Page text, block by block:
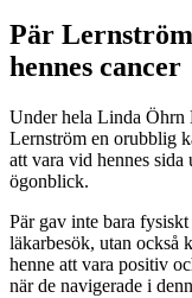
Pär
hennes cancer
Under hela Linda Öhrn
Lernström en orubblig
att vara vid hennes
ögonblick.
Pär gav inte bara
läkarbesök, utan också
henne att vara positiv
när de navigerade i